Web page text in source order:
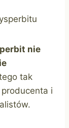
nie
tak
i